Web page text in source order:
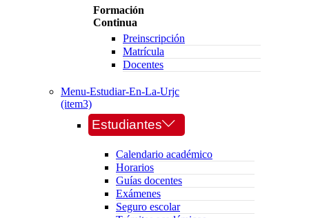
Formación
Continua
Preinscripción
Matrícula
Docentes
Menu-Estudiar-En-La-Urjc
(item3)
Estudiantes
Calendario académico
Horarios
Guías docentes
Exámenes
Seguro escolar